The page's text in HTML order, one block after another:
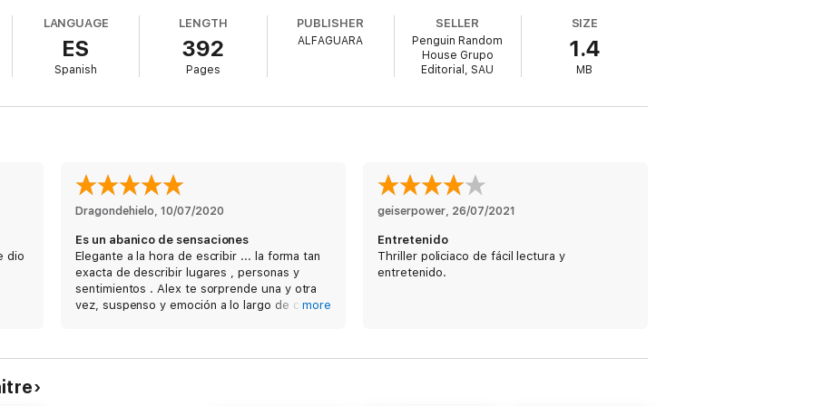
sacudirnos con este
escalofriante, una trama diabólica e imprevisible que lo confirma como el rey de la
fama internacional, al ser aclamado como el sucesor de Stieg Larsson; hoy su estilo es reconocido como único e
Lemaitre: un autor de novelas de suspense realmente excelente.»
y desasosiego de la mano de otro gran autor entre la novela negra francesa.»
LANGUAGE
ES
Spanish
LENGTH
392
Pages
PUBLISHER
ALFAGUARA
SELLER
Penguin Random
House Grupo
Editorial, SAU
SIZE
1.4
MB
dio
Dragondehielo, 10/07/2020
Es un abanico de sensaciones
Elegante a la hora de escribir ... la forma tan
exacta de describir lugares , personas y
sentimientos . Alex te sorprende una y otra
vez, suspenso y emoción a lo largo de cada
more
geiserpower, 26/07/2021
Entretenido
Thriller policiaco de fácil lectura y
entretenido.